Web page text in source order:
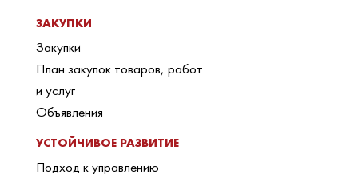
ЗАКУПКИ
Закупки
План закупок товаров, работ
и услуг
Объявления
УСТОЙЧИВОЕ РАЗВИТИЕ
Подход к управлению